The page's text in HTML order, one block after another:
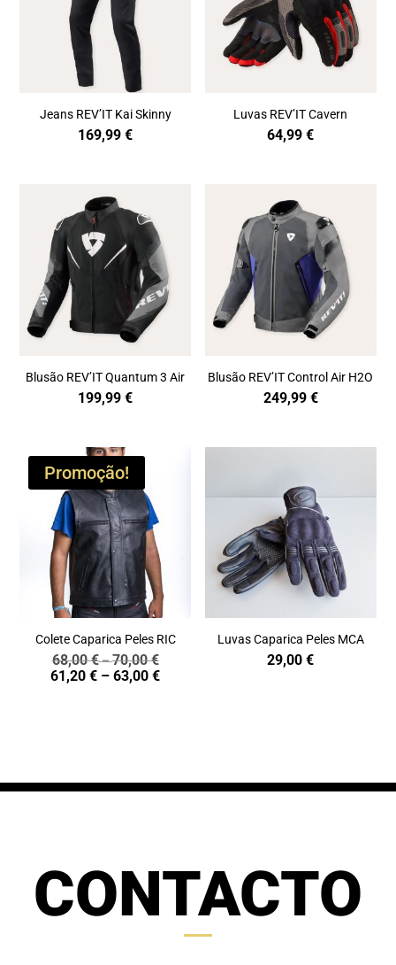
Jeans REV’IT Kai Skinny
169,99€
Luvas REV’IT Cavern
64,99€
Blusão REV’IT Quantum 3 Air
199,99€
Blusão REV’IT Control Air H2O
249,99 €
Promoção!
Colete Caparica Peles RIC
68,00€–70,00€Price
range:
61,20€ – 63,00€Price
Luvas Caparica Peles MCA
29,00€
CONTACTO